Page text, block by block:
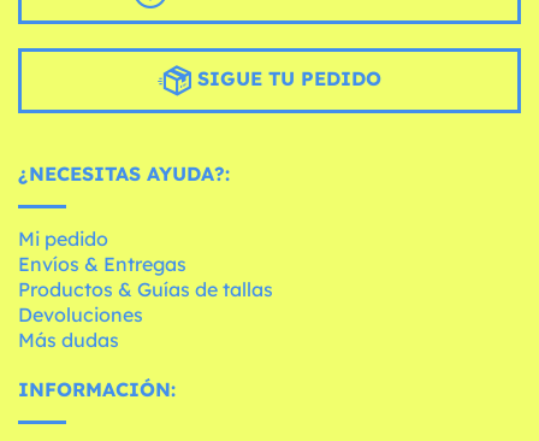
SIGUE TU PEDIDO
¿NECESITAS AYUDA?:
Mi pedido
Envíos & Entregas
Productos & Guías de tallas
Devoluciones
Más dudas
INFORMACIÓN: